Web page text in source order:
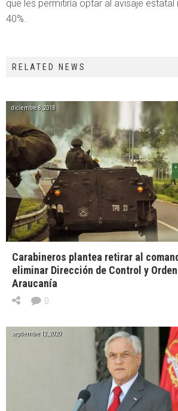
que les permitiría optar al avisaje
40%.
RELATED NEWS
diciembre 8, 2018
Carabineros plantea retirar al
eliminar Dirección de Control y
Araucanía
0
septiembre 12, 2020